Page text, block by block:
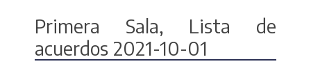
Primera Sala, Lista de
acuerdos 2021-10-01